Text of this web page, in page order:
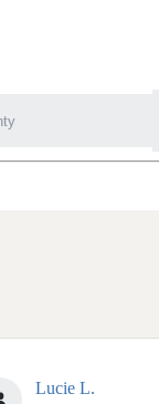
Fotovoltaika z pohledu
Lucie L.